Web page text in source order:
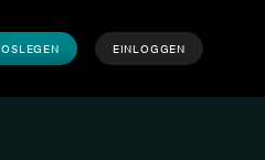
EINLOGGEN